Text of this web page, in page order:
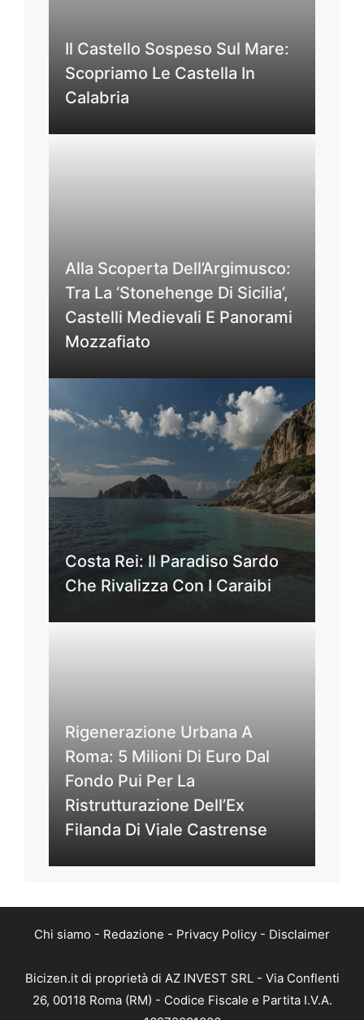
Il Castello Sospeso Sul Mare:
Scopriamo Le Castella In
Calabria
Alla Scoperta Dell’Argimusco:
Tra La ‘Stonehenge Di Sicilia’,
Castelli Medievali E Panorami
Mozzafiato
Costa Rei: Il Paradiso Sardo
Che Rivalizza Con I Caraibi
Rigenerazione Urbana A
Roma: 5 Milioni Di Euro Dal
Fondo Pui Per La
Ristrutturazione Dell’Ex
Filanda Di Viale Castrense
Chi siamo - Redazione - Privacy Policy - Disclaimer
Bicizen.it di proprietà di AZ INVEST SRL - Via Conflenti
26, 00118 Roma (RM) - Codice Fiscale e Partita I.V.A.